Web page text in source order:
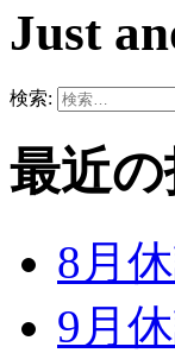
Just
検索:
最近
8月
9月